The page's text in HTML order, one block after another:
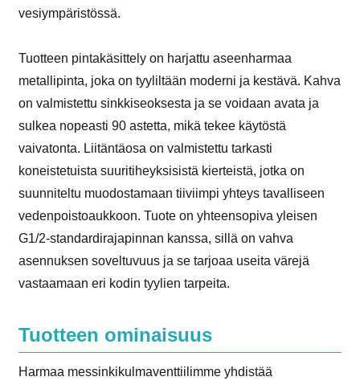
vesiympäristössä.
Tuotteen pintakäsittely on harjattu aseenharmaa
metallipinta, joka on tyyliltään moderni ja kestävä. Kahva
on valmistettu sinkkiseoksesta ja se voidaan avata ja
sulkea nopeasti 90 astetta, mikä tekee käytöstä
vaivatonta. Liitäntäosa on valmistettu tarkasti
koneistetuista suuritiheyksisistä kierteistä, jotka on
suunniteltu muodostamaan tiiviimpi yhteys tavalliseen
vedenpoistoaukkoon. Tuote on yhteensopiva yleisen
G1/2-standardirajapinnan kanssa, sillä on vahva
asennuksen soveltuvuus ja se tarjoaa useita värejä
vastaamaan eri kodin tyylien tarpeita.
Tuotteen ominaisuus
Harmaa messinkikulmaventtiilimme yhdistää